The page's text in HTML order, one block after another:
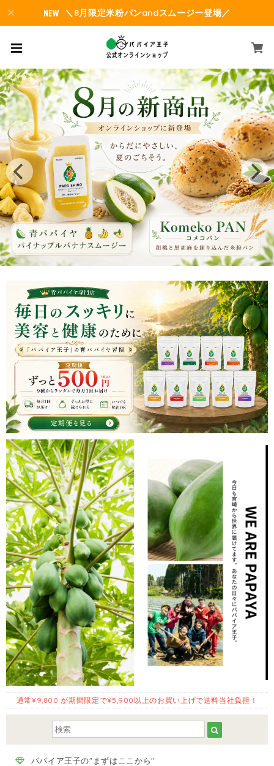
＼8月限定米粉パンandスムージー登場／
通常¥9,800 が期間限定で¥5,900以上のお買い上げで送料当社負担！
パパイア王子の"まずはここから"